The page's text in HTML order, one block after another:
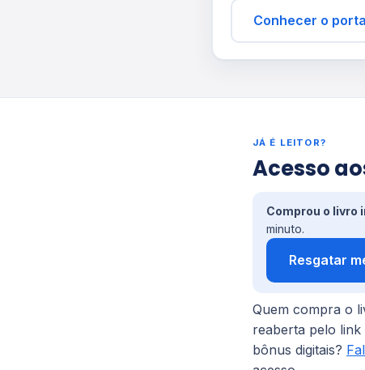
Conhecer o
JÁ É LEITOR?
Acesso
Comprou o livro
minuto.
Resgatar
Quem compra o
reaberta pelo
bônus digitais?